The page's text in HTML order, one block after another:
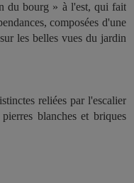
du bourg » à l'est, qui fait
composées d'une
les belles vues du jardin
reliées par l'escalier
blanches et briques